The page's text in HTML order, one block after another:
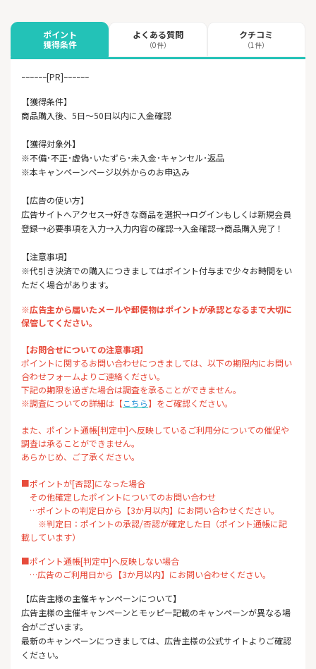
ポイント
獲得条件
よくある質問
（0件）
クチコミ
（1件）
ｰｰｰｰｰｰ[PR]ｰｰｰｰｰｰ
【獲得条件】
商品購入後、5日～50日以内に入金確認
【獲得対象外】
※不備･不正･虚偽･いたずら･未入金･キャンセル･返品
※本キャンペーンページ以外からのお申込み
【広告の使い方】
広告サイトへアクセス→好きな商品を選択→ログインもしくは新規会員
登録→必要事項を入力→入力内容の確認→入金確認→商品購入完了！
【注意事項】
※代引き決済での購入につきましてはポイント付与まで少々お時間をい
ただく場合があります。
※広告主から届いたメールや郵便物はポイントが承認となるまで大切に
保管してください。
【お問合せについての注意事項】
ポイントに関するお問い合わせにつきましては、以下の期限内にお問い
合わせフォームよりご連絡ください。
下記の期限を過ぎた場合は調査を承ることができません。
※調査についての詳細は【こちら】をご確認ください。
また、ポイント通帳[判定中]へ反映しているご利用分についての催促や
調査は承ることができません。
あらかじめ、ご了承ください。
■ポイントが[否認]になった場合
その他確定したポイントについてのお問い合わせ
…ポイントの判定日から【3か月以内】にお問い合わせください。
※判定日：ポイントの承認/否認が確定した日（ポイント通帳に記
載しています）
■ポイント通帳[判定中]へ反映しない場合
…広告のご利用日から【3か月以内】にお問い合わせください。
【広告主様の主催キャンペーンについて】
広告主様の主催キャンペーンとモッピー記載のキャンペーンが異なる場
合がございます。
最新のキャンペーンにつきましては、広告主様の公式サイトよりご確認
ください。